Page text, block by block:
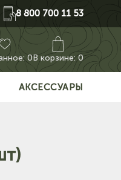
8 800 700 11 53
0В корзине: 0
АКСЕССУАРЫ